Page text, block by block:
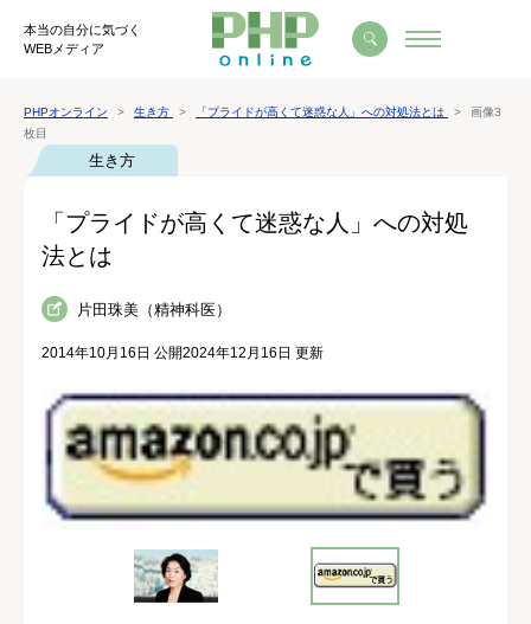
本当の自分に気づく
WEBメディア
PHPオンライン 生き方 「プライドが高くて迷惑な人」への対処法とは
画像3
枚目
生き方
「プライドが高くて迷惑な人」への対処
法とは
片田珠美（精神科医）
2014年10月16日 公開2024年12月16日 更新